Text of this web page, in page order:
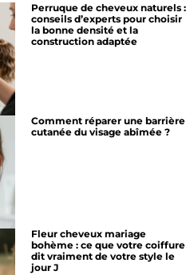
Perruque de cheveux naturels :
conseils d’experts pour choisir
la bonne densité et la
construction adaptée
Comment réparer une barrière
cutanée du visage abîmée ?
Fleur cheveux mariage
bohème : ce que votre coiffure
dit vraiment de votre style le
jour J